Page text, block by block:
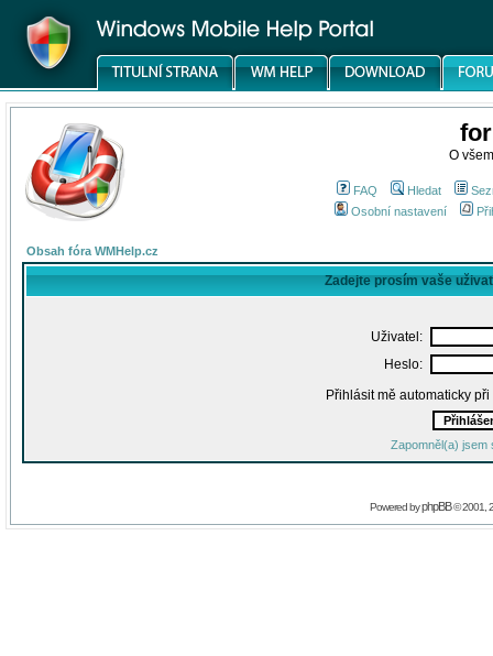
O
FAQ Hledat
Osobní nastavení
Obsah fóra WMHelp.cz
Zadejte prosím vaše
Uživatel:
Heslo:
Přihlásit mě automaticky
Zapomněl(a) jsem
Powered byphpBB© 2001,